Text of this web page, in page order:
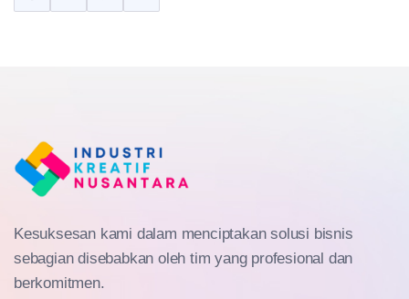
Kesuksesan kami dalam menciptakan solusi bisnis
sebagian disebabkan oleh tim yang profesional dan
berkomitmen.